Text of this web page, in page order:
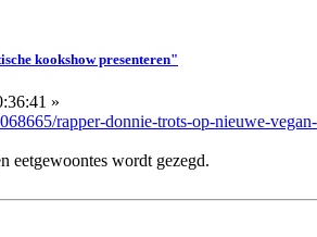
kookshow presenteren"
»
rapper-donnie-trots-op-nieuwe-
eetgewoontes wordt gezegd.